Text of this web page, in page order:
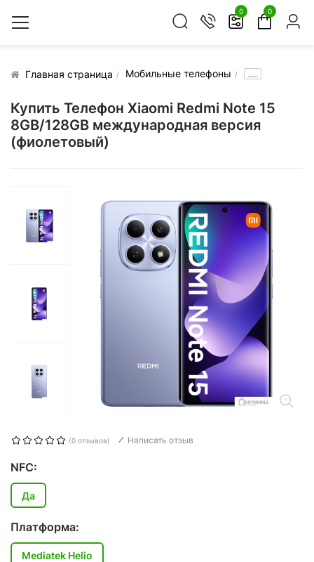
0 0
Главная страница Мобильные телефоны .....
Купить Телефон Xiaomi Redmi Note 15
8GB/128GB международная версия
(фиолетовый)
(0 отзывов) Написать отзыв
NFC:
Да
Платформа:
Mediatek Helio